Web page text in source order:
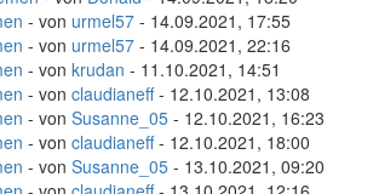
- von urmel57 - 14.09.2021, 17:55
- von urmel57 - 14.09.2021, 22:16
- von krudan - 11.10.2021, 14:51
- von claudianeff- 12.10.2021, 13:08
- von Susanne_05 - 12.10.2021, 16:23
- von claudianeff- 12.10.2021, 18:00
- von Susanne_05 - 13.10.2021, 09:20